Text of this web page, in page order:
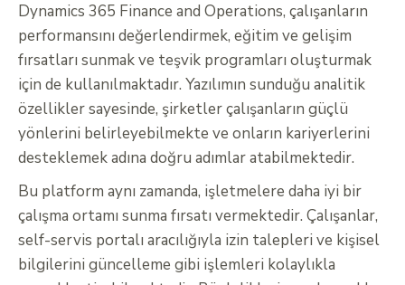
Dynamics 365 Finance and Operations, çalışanların
performansını değerlendirmek, eğitim ve gelişim
fırsatları sunmak ve teşvik programları oluşturmak
için de kullanılmaktadır. Yazılımın sunduğu analitik
özellikler sayesinde, şirketler çalışanların güçlü
yönlerini belirleyebilmekte ve onların kariyerlerini
desteklemek adına doğru adımlar atabilmektedir.
Bu platform aynı zamanda, işletmelere daha iyi bir
çalışma ortamı sunma fırsatı vermektedir. Çalışanlar,
self-servis portalı aracılığıyla izin talepleri ve kişisel
bilgilerini güncelleme gibi işlemleri kolaylıkla